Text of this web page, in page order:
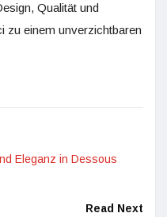
Qualität und
zu einem unverzichtbaren
Eleganz in Dessous
Read Next